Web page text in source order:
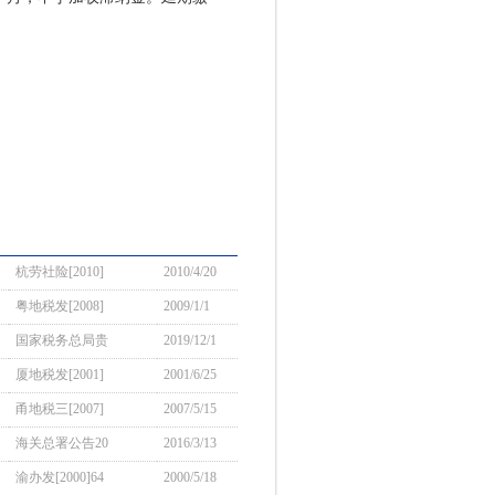
杭劳社险[2010] 2010/4/20
粤地税发[2008] 2009/1/1
国家税务总局贵 2019/12/1
厦地税发[2001] 2001/6/25
甬地税三[2007] 2007/5/15
海关总署公告20 2016/3/13
渝办发[2000]64 2000/5/18